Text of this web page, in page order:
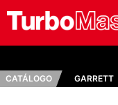
CATÁLOGO GARRETT